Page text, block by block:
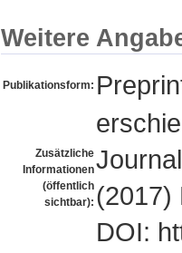
Weitere
Publikationsform:
Zusätzliche
Informationen
(öffentlich
sichtbar): (2017)
DOI: